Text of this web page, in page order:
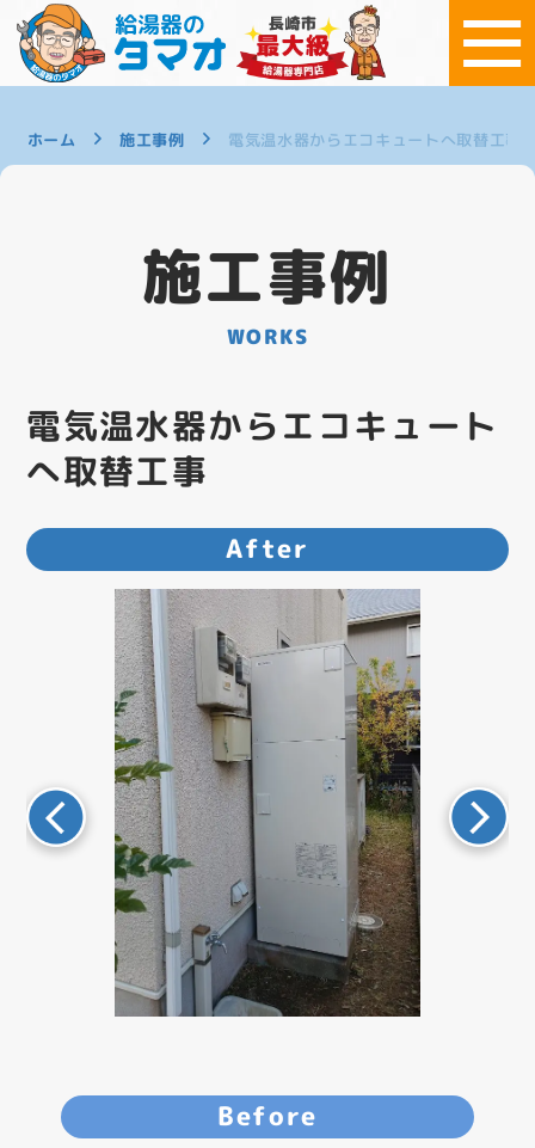
ホーム 施工事例 電気温水器からエコキュートへ取替工事
施工事例
WORKS
電気温水器からエコキュート
へ取替工事
After
Before